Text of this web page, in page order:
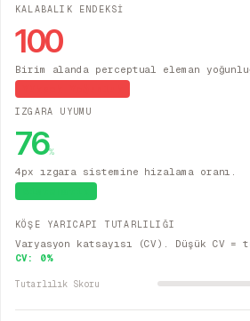
KALABALIK ENDEKSİ
100
Birim alanda perceptual eleman
IZGARA UYUMU
76%
4px ızgara sistemine hizalama oranı.
KÖŞE YARICAPI TUTARLILIĞI
Varyasyon katsayısı (CV). Düşük CV
CV: 0%
Tutarlılık Skoru